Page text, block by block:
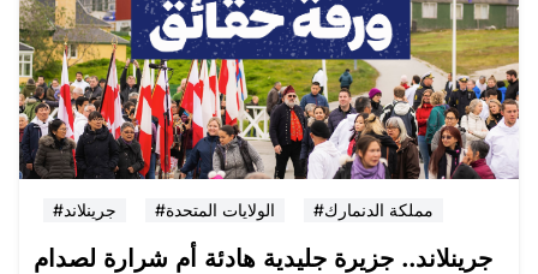
#جرينلاند #الولايات المتحدة #مملكة الدنمارك
جرينلاند.. جزيرة جليدية هادئة أم شرارة لصدام